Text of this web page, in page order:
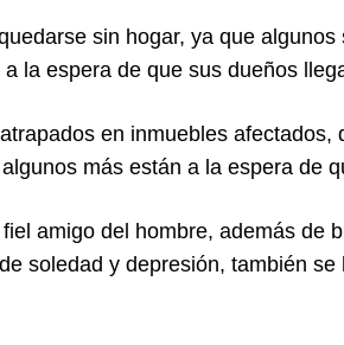
sin hogar, ya que
la espera de que sus dueños
en inmuebles afectados,
más están a la espera de
amigo del hombre, además de
soledad y depresión, también